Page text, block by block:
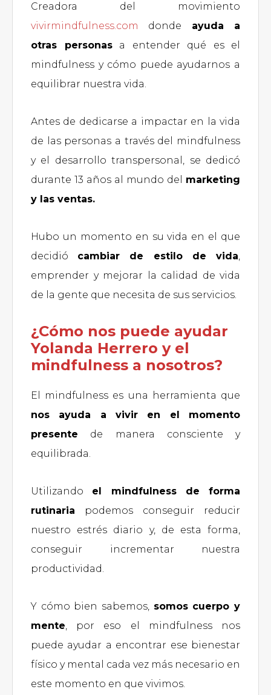
Creadora del movimiento
vivirmindfulness.com
donde ayuda a
otras personasa entender qué es el
mindfulness y cómo puede ayudarnos a
equilibrar nuestra vida.
Antes de dedicarse a impactar en la vida
de las personas a través del mindfulness
y el desarrollo transpersonal, se dedicó
durante 13 años al mundo del marketing
y las ventas.
Hubo un momento en su vida en el que
decidió cambiar de estilo de vida,
emprender y mejorar la calidad de vida
de la gente que necesita de sus servicios.
¿Cómo nos puede ayudar
Yolanda Herrero y el
mindfulness a nosotros?
El mindfulness es una herramienta que
nos ayuda a vivir en el momento
presente de manera consciente y
equilibrada.
Utilizando el mindfulness de forma
rutinaria podemos conseguir reducir
nuestro estrés diario y, de esta forma,
conseguir incrementar nuestra
productividad.
Y cómo bien sabemos, somos cuerpo y
mente, por eso el mindfulness nos
puede ayudar a encontrar ese bienestar
físico y mental cada vez más necesario en
este momento en que vivimos.